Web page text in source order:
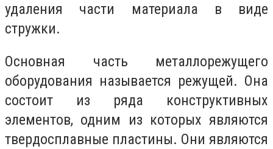
удаления части материала в виде
стружки.
Основная часть металлорежущего
оборудования называется режущей. Она
состоит из ряда конструктивных
элементов, одним из которых являются
твердосплавные пластины. Они являются